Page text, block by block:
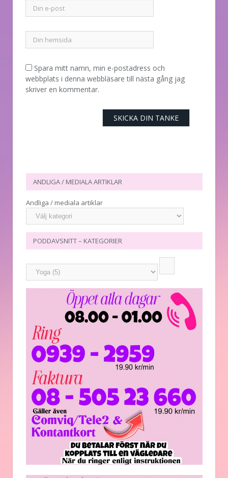
Spara mitt namn, min e-postadress och
webbplats i denna webbläsare till nästa gång jag
skriver en kommentar.
ANDLIGA / MEDIALA ARTIKLAR
Andliga / mediala artiklar
PODDAVSNITT – KATEGORIER